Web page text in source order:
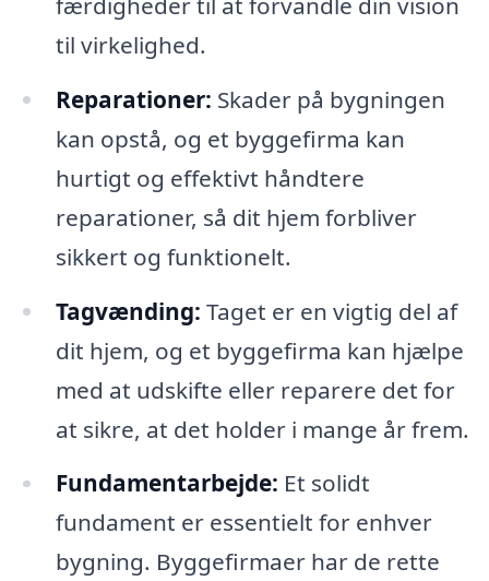
til virkelighed.
Reparationer: Skader på bygningen
kan opstå, og et byggefirma kan
hurtigt og effektivt håndtere
reparationer, så dit hjem forbliver
sikkert og funktionelt.
Tagvænding: Taget er en vigtig del af
dit hjem, og et byggefirma kan hjælpe
med at udskifte eller reparere det for
at sikre, at det holder i mange år frem.
Fundamentarbejde: Et solidt
fundament er essentielt for enhver
bygning. Byggefirmaer har de rette